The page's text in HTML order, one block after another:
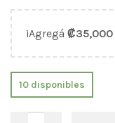
¡Agregá ₡35,000
10 disponibles